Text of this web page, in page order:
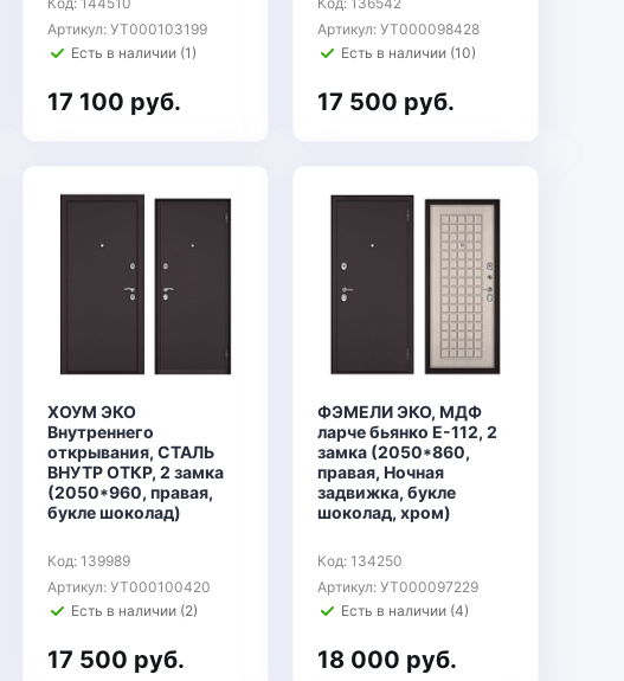
Артикул: УТ000103199
Есть в наличии (1)
17 100 руб.
Артикул: УТ000098428
Есть в наличии (10)
17 500 руб.
ХОУМ ЭКО
Внутреннего
открывания, СТАЛЬ
ВНУТР ОТКР, 2 замка
(2050*960, правая,
букле шоколад)
Код: 139989
Артикул: УТ000100420
Есть в наличии (2)
17 500 руб.
ФЭМЕЛИ ЭКО, МДФ
ларче бьянко E-112, 2
замка (2050*860,
правая, Ночная
задвижка, букле
шоколад, хром)
Код: 134250
Артикул: УТ000097229
Есть в наличии (4)
18 000 руб.